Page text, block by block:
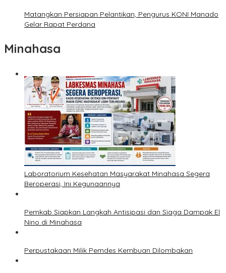
Matangkan Persiapan Pelantikan, Pengurus KONI Manado
Gelar Rapat Perdana
Minahasa
Laboratorium Kesehatan Masyarakat Minahasa Segera
Beroperasi, Ini Kegunaannya
Pemkab Siapkan Langkah Antisipasi dan Siaga Dampak El
Nino di Minahasa
Perpustakaan Milik Pemdes Kembuan Dilombakan